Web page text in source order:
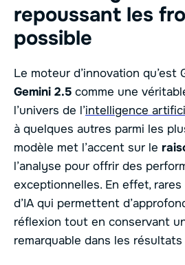
repoussant les
possible
Le moteur d’innovation qu’est
Gemini 2.5 comme une
l’univers de l’intelligence
à quelques autres parmi les
modèle met l’accent sur le
l’analyse pour offrir des
exceptionnelles. En effet,
d’IA qui permettent
réflexion tout en conservant
remarquable dans les